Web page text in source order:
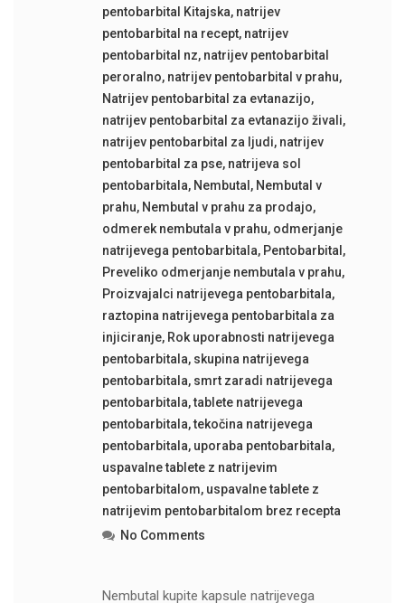
pentobarbital Kitajska, natrijev
pentobarbital na recept, natrijev
pentobarbital nz, natrijev pentobarbital
peroralno, natrijev pentobarbital v prahu,
Natrijev pentobarbital za evtanazijo,
natrijev pentobarbital za evtanazijo živali,
natrijev pentobarbital za ljudi, natrijev
pentobarbital za pse, natrijeva sol
pentobarbitala, Nembutal , Nembutal v
prahu, Nembutal v prahu za prodajo,
odmerek nembutala v prahu, odmerjanje
natrijevega pentobarbitala, Pentobarbital ,
Preveliko odmerjanje nembutala v prahu,
Proizvajalci natrijevega pentobarbitala,
raztopina natrijevega pentobarbitala za
injiciranje, Rok uporabnosti natrijevega
pentobarbitala, skupina natrijevega
pentobarbitala, smrt zaradi natrijevega
pentobarbitala,tablete natrijevega
pentobarbitala,tekočina natrijevega
pentobarbitala, uporaba pentobarbitala,
uspavalne tablete z natrijevim
pentobarbitalom, uspavalne tablete z
natrijevim pentobarbitalom brez recepta
No Comments
Nembutal kupite kapsule natrijevega